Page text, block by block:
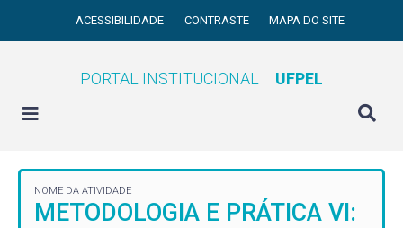
ACESSIBILIDADE CONTRASTE MAPA DO SITE
PORTAL INSTITUCIONAL UFPEL
NOME DA ATIVIDADE
METODOLOGIA E PRÁTICA VI: